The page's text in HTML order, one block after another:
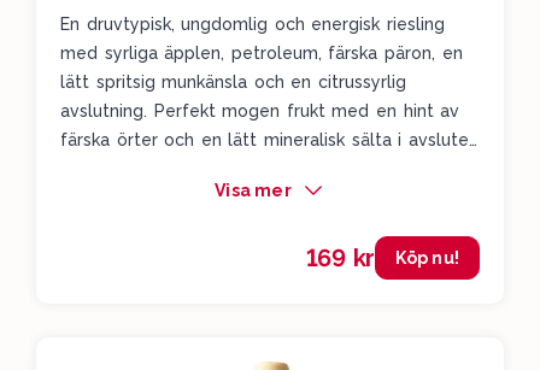
En druvtypisk, ungdomlig och energisk riesling
med syrliga äpplen, petroleum, färska päron, en
lätt spritsig munkänsla och en citrussyrlig
avslutning. Perfekt mogen frukt med en hint av
färska örter och en lätt mineralisk sälta i avslutet.
Imponerande vinmakning där man lyckats skapa
Visa mer
169 kr Köp nu!